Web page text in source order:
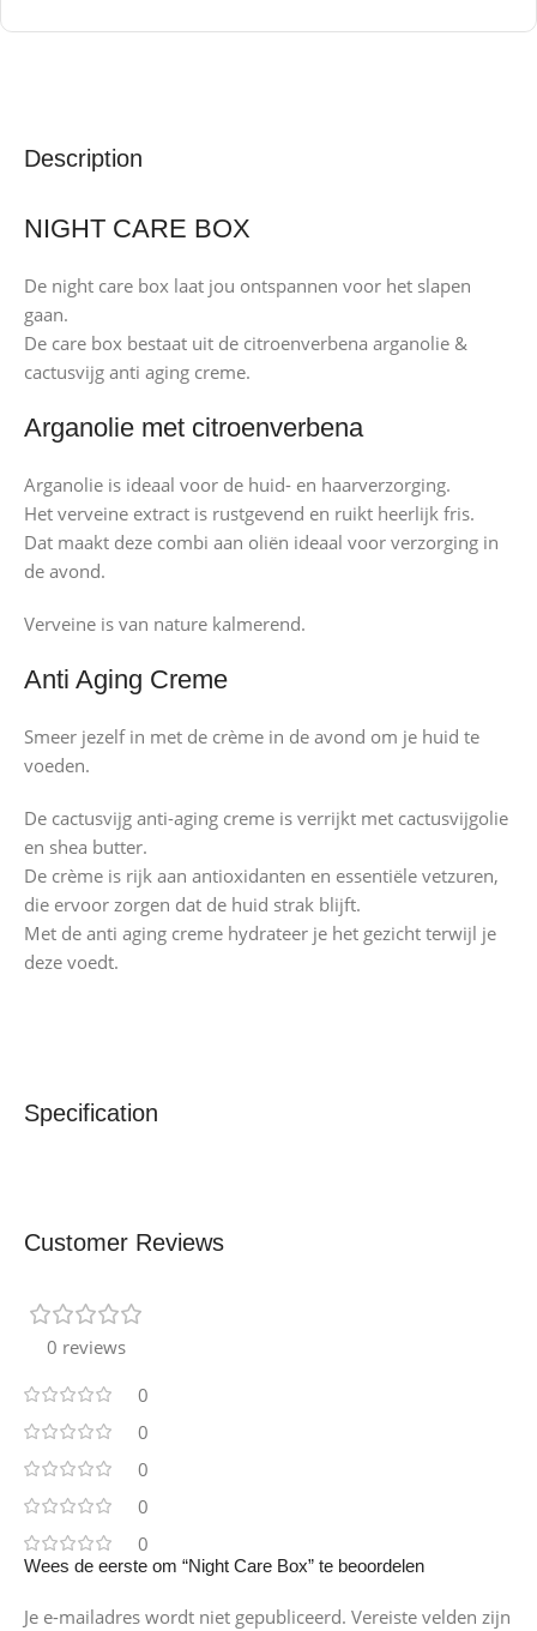
Description
NIGHT CARE BOX
De night care box laat jou ontspannen voor het slapen
gaan.
De care box bestaat uit de citroenverbena arganolie &
cactusvijg anti aging creme.
Arganolie met citroenverbena
Arganolie is ideaal voor de huid- en haarverzorging.
Het verveine extract is rustgevend en ruikt heerlijk fris.
Dat maakt deze combi aan oliën ideaal voor verzorging in
de avond.
Verveine is van nature kalmerend.
Anti Aging Creme
Smeer jezelf in met de crème in de avond om je huid te
voeden.
De cactusvijg anti-aging creme is verrijkt met cactusvijgolie
en shea butter.
De crème is rijk aan antioxidanten en essentiële vetzuren,
die ervoor zorgen dat de huid strak blijft.
Met de anti aging creme hydrateer je het gezicht terwijl je
deze voedt.
Specification
Customer Reviews
0 reviews
0
0
0
0
0
Wees de eerste om “Night Care Box” te beoordelen
Je e-mailadres wordt niet gepubliceerd. Vereiste velden zijn